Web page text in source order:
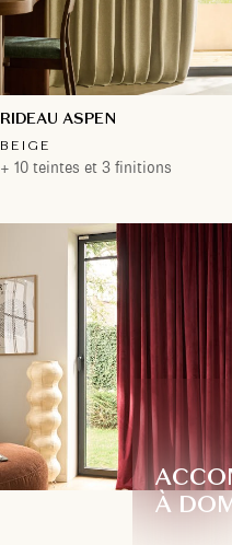
RIDEAU ASPEN
BEIGE
+ 10 teintes et 3 finitions
À